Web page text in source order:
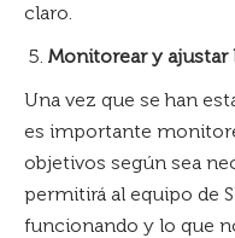
claro.
Monitorear y ajustar
Una vez que se han
es importante
objetivos según sea
permitirá al equipo de
funcionando y lo que